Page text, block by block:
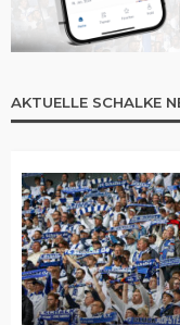
AKTUELLE SCHALKE